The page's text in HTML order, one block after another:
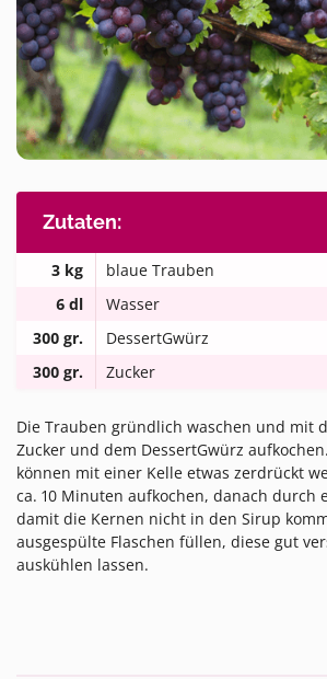
Zutaten:
3 kg
blaue Trauben
6 dl
Wasser
300 gr.
DessertGwürz
300 gr.
Zucker
Die Trauben gründlich waschen und mit
Zucker und dem DessertGwürz
können mit einer Kelle etwas zerdrückt
ca. 10 Minuten aufkochen, danach durch
damit die Kernen nicht in den Sirup
ausgespülte Flaschen füllen, diese gut
auskühlen lassen.